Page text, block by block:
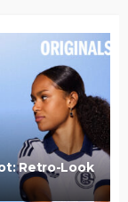
Retro-Look